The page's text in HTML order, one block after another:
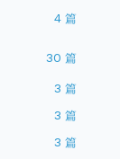
4 篇
30 篇
3 篇
3 篇
3 篇